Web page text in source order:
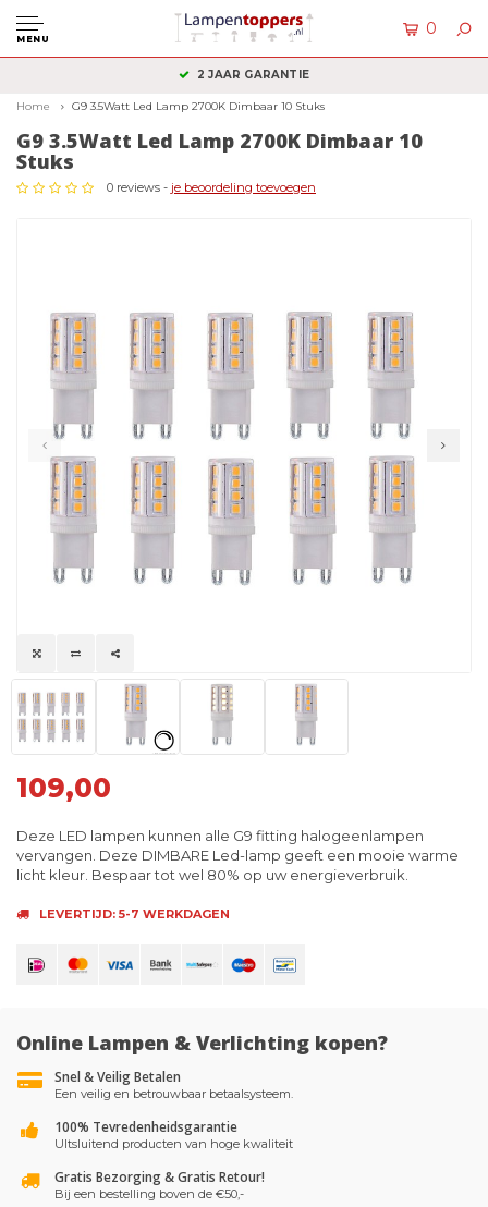
MENU
0
2 JAAR GARANTIE
Home G9 3.5Watt Led Lamp 2700K Dimbaar 10 Stuks
G9 3.5Watt Led Lamp 2700K Dimbaar 10
Stuks
0 reviews - je beoordeling toevoegen
109,00
Deze LED lampen kunnen alle G9 fitting halogeenlampen
vervangen. Deze DIMBARE Led-lamp geeft een mooie warme
licht kleur. Bespaar tot wel 80% op uw energieverbruik.
LEVERTIJD: 5-7 WERKDAGEN
Online Lampen & Verlichting kopen?
Snel & Veilig Betalen
Een veilig en betrouwbaar betaalsysteem.
100% Tevredenheidsgarantie
UItsluitend producten van hoge kwaliteit
Gratis Bezorging & Gratis Retour!
Bij een bestelling boven de €50,-